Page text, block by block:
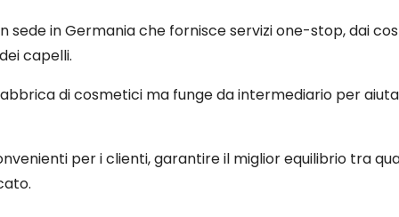
sede in Germania che fornisce servizi one-stop, dai
capelli.
di cosmetici ma funge da intermediario per
per i clienti, garantire il miglior equilibrio tra